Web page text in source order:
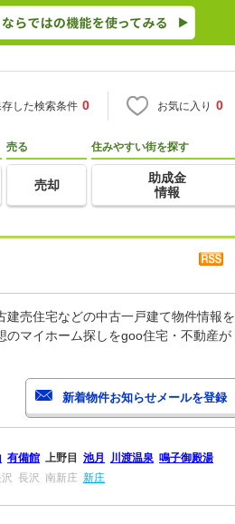
した検索条件 0 お気に入り 0
売る
売却
住みやすい街を探す
助成金
情報
建売住宅などの中古一戸建て物件情報を
マイホーム探しをgoo住宅・不動産が
有備館 上野目 池月 川渡温泉 鳴子御殿湯
長沢 南新庄 新庄